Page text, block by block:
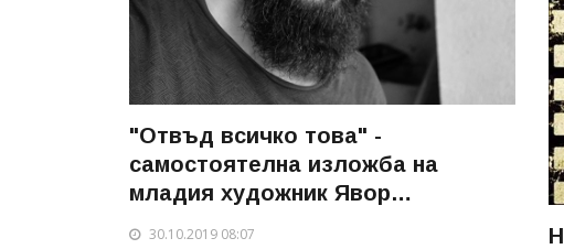
"Отвъд всичко това" -
самостоятелна изложба на
младия художник Явор
30.10.2019 08:07